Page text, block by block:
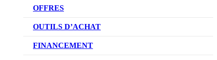
VÉHICULES D’OCCASION
OFFRES
OFFRE DE VÉHICULES NEUFS
OFFRES DU CONCESSIONNAIRE
OUTILS D’ACHAT
CL!QUEZ ET ACHETEZ HYUNDAI
FINANCEMENT